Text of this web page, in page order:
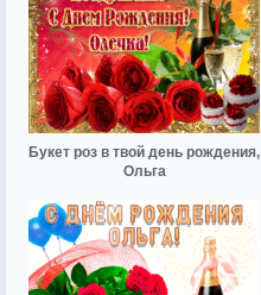
Букет роз в твой день рождения,
Ольга